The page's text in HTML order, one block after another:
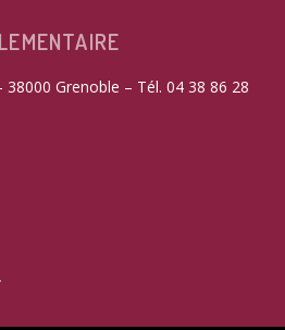
38000 Grenoble – Tél. 04 38 86 28